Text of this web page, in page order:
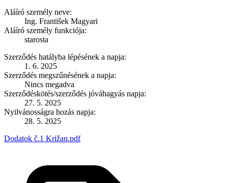
Aláíró személy neve:
Ing. František Magyari
Aláíró személy funkciója:
starosta
Szerződés hatályba lépésének a napja:
1. 6. 2025
Szerződés megszűnésének a napja:
Nincs megadva
Szerződéskötés/szerződés jóváhagyás napja:
27. 5. 2025
Nyilvánosságra hozás napja:
28. 5. 2025
Dodatok č.1 Križan.pdf